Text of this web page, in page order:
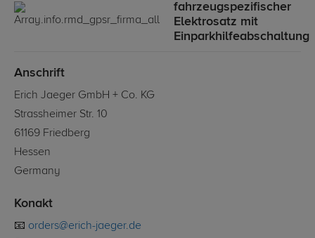
fahrzeugspezifischer
Elektrosatz mit
Einparkhilfeabschaltung
Anschrift
Erich Jaeger GmbH + Co. KG
Strassheimer Str. 10
61169 Friedberg
Hessen
Germany
Konakt
📧 orders@erich-jaeger.de